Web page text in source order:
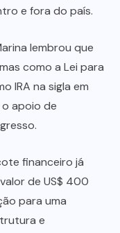
e fora do país.
lembrou que
como a Lei para
IRA na sigla em
o apoio de
financeiro já
de US$ 400
para uma
e